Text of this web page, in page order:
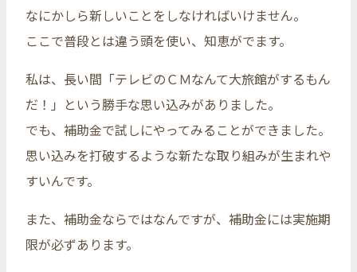
なにかしら新しいことをしなければいけません。
ここで普段とは違う頭を使い、知恵がでます。
私は、長い間「テレビのＣＭなんて大旅館がするもん
だ！」という勝手な思い込みがありました。
でも、補助金で試しにやってみることができました。
思い込みを打破するような新たな取り組みが生まれや
すいんです。
また、補助金ならではなんですが、補助金には実施期
限が必ずあります。